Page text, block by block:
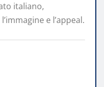
italiano,
e l’appeal.